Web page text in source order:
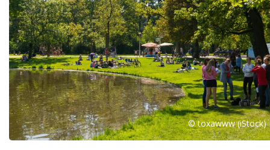
Phoenix
Dresden © toxawww (iStock)